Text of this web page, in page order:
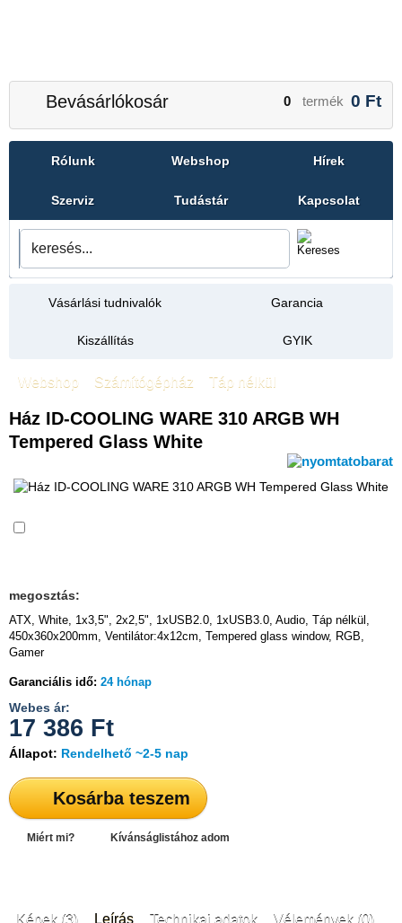
Bevásárlókosár 0 termék 0 Ft
Rólunk Webshop Hírek
Szerviz Tudástár Kapcsolat
Vásárlási tudnivalók Garancia
Kiszállítás GYIK
Webshop Számítógépház Táp nélkül
Ház ID-COOLING WARE 310 ARGB WH
Tempered Glass White
megosztás:
ATX, White, 1x3,5", 2x2,5", 1xUSB2.0, 1xUSB3.0, Audio, Táp nélkül,
450x360x200mm, Ventilátor:4x12cm, Tempered glass window, RGB,
Gamer
Garanciális idő: 24 hónap
Webes ár:
17 386 Ft
Állapot: Rendelhető ~2-5 nap
Kosárba teszem
Miért mi? Kívánságlistához adom
Képek (3) Leírás Technikai adatok Vélemények (0)